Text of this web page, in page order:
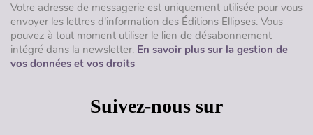
Votre adresse de messagerie est uniquement utilisée pour vous
envoyer les lettres d'information des Éditions Ellipses. Vous
pouvez à tout moment utiliser le lien de désabonnement
intégré dans la newsletter. En savoir plus sur la gestion de
vos données et vos droits
Suivez-nous sur